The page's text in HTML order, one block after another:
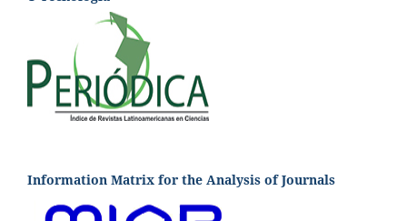
Information Matrix for the Analysis of Journals